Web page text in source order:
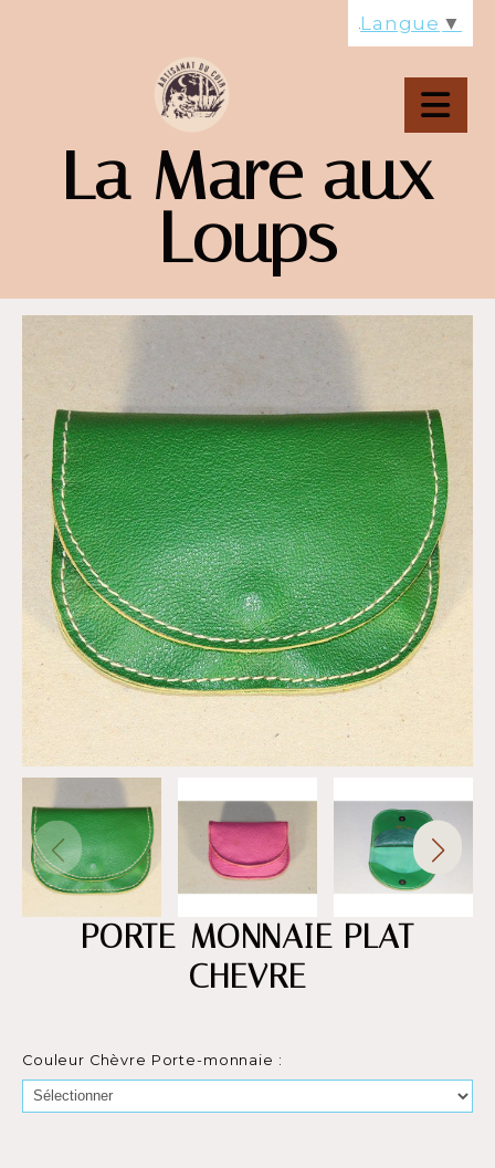
La Mare aux
Loups
PORTE-MONNAIE PLAT
CHEVRE
Couleur Chèvre Porte-monnaie :
Langue ▼